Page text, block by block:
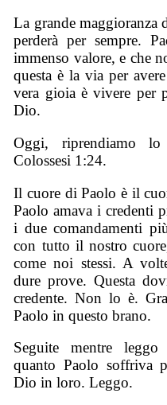
La grande maggioranza
perderà per sempre.
immenso valore, e che
questa è la via per
vera gioia è vivere per
Dio.
Oggi, riprendiamo
Colossesi 1:24.
Il cuore di Paolo è il
Paolo amava i credenti
i due comandamenti
con tutto il nostro
come noi stessi. A
dure prove. Questa
credente. Non lo è.
Paolo in questo brano.
Seguite mentre
quanto Paolo soffriva
Dio in loro. Leggo.